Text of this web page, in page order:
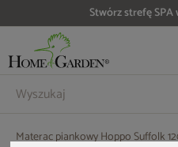
Stwórz strefę
Materac piankowy Hoppo Suffolk